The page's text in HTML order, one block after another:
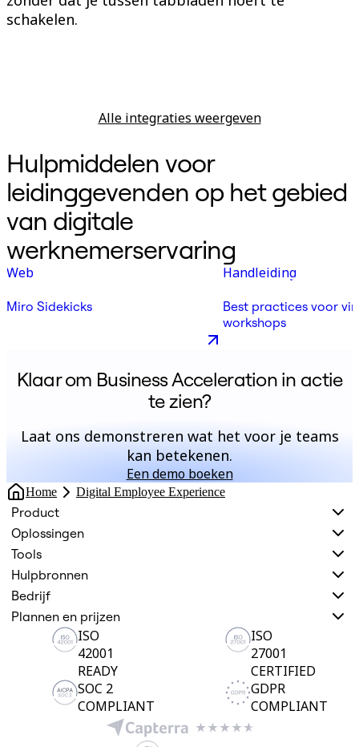
schakelen.
Alle integraties weergeven
Hulpmiddelen voor
leidinggevenden op het gebied
van digitale
werknemerservaring
Web
Miro Sidekicks
Handleiding
Best practices voor
workshops
Klaar om Business Acceleration in actie
te zien?
Laat ons demonstreren wat het voor je teams
kan betekenen.
Een demo boeken
Home Digital Employee Experience
Product
Oplossingen
Tools
Hulpbronnen
Bedrijf
Plannen en prijzen
ISO
42001
READY
ISO
27001
CERTIFIED
SOC 2
COMPLIANT
GDPR
COMPLIANT